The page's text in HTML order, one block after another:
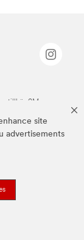
site
advertisements
tillhör 3M.